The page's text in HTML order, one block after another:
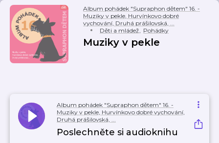
Album pohádek "Supraphon dětem" 16. -
Muziky v pekle, Hurvínkovo dobré
vychování, Druhá prášilovská, ...
Děti a mládež, Pohádky
Muziky v pekle
Album pohádek "Supraphon dětem" 16. -
Muziky v pekle, Hurvínkovo dobré vychování,
Druhá prášilovská, ...
Poslechněte si audioknihu